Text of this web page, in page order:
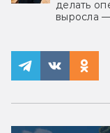
делать
выросла —